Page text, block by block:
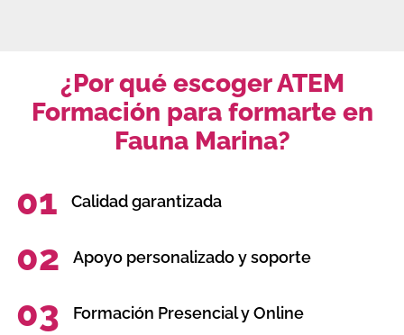
¿Por qué escoger ATEM
Formación para formarte en
Fauna Marina?
01 Calidad garantizada
02 Apoyo personalizado y soporte
03 Formación Presencial y Online